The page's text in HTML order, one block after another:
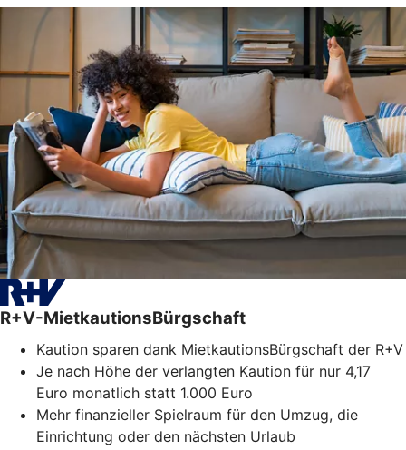
R+V-MietkautionsBürgschaft
Kaution sparen dank MietkautionsBürgschaft der R+V
Je nach Höhe der verlangten Kaution für nur 4,17
Euro monatlich statt 1.000 Euro
Mehr finanzieller Spielraum für den Umzug, die
Einrichtung oder den nächsten Urlaub